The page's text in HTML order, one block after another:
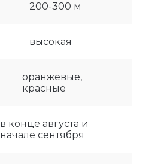
200-300 м
высокая
оранжевые,
красные
в конце августа и
начале сентября